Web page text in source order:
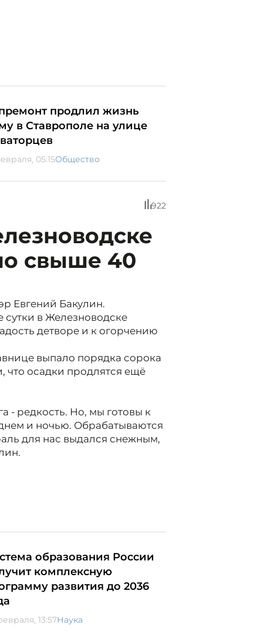
продлил жизнь
в Ставрополе на улице
05:15Общество
922
свыше 40
Евгений Бакулин.
сутки в Железноводске
детворе и к огорчению
выпало порядка сорока
что осадки продлятся ещё
- редкость. Но, мы готовы к
и ночью. Обрабатываются
для нас выдался снежным,
образования России
комплексную
развития до 2036
13:57Наука